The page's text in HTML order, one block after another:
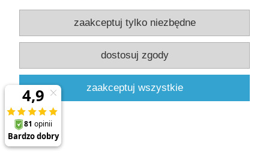
33-300 Nowy Sącz, Polska
018 444-0-400
Produkty powiązane
Kołnierz Fakro EHV-AT 134x98
zaakceptuj tylko niezbędne
dostosuj zgody
zaakceptuj wszystkie